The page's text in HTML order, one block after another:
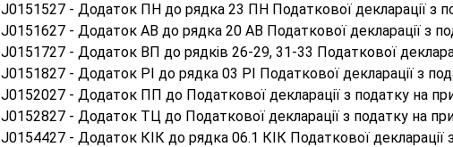
J0151527 - Додаток ПН до рядка 23 ПН Податкової декларації з
J0151627 - Додаток АВ до рядка 20 АВ Податкової декларації з
J0151727 - Додаток ВП до рядків 26-29, 31-33 Податкової
J0151827 - Додаток РІ до рядка 03 РІ Податкової декларації з
J0152027 - Додаток ПП до Податкової декларації з податку на
J0152827 - Додаток ТЦ до Податкової декларації з податку на
J0154427 - Додаток КІК до рядка 06.1 КІК Податкової декларації